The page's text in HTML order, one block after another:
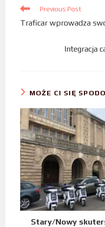
o
k
r
I
n
Previous Post
Traficar wprowadza
Integracja
MOŻE CI SIĘ
Stary/Nowy